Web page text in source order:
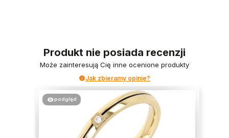
Produkt nie posiada recenzji
Może zainteresują Cię inne ocenione produkty
Jak zbieramy opinie?
podgląd